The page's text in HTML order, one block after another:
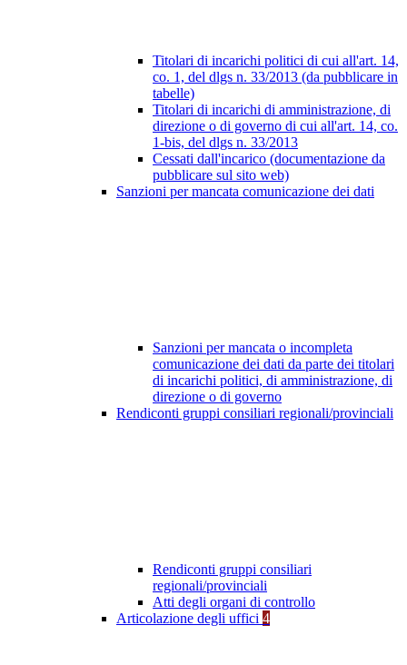
Titolari di incarichi politici di cui all'art. 14,
co. 1, del dlgs n. 33/2013 (da pubblicare in
tabelle)
Titolari di incarichi di amministrazione, di
direzione o di governo di cui all'art. 14, co.
1-bis, del dlgs n. 33/2013
Cessati dall'incarico (documentazione da
pubblicare sul sito web)
Sanzioni per mancata comunicazione dei dati
Sanzioni per mancata o incompleta
comunicazione dei dati da parte dei titolari
di incarichi politici, di amministrazione, di
direzione o di governo
Rendiconti gruppi consiliari regionali/provinciali
Rendiconti gruppi consiliari
regionali/provinciali
Atti degli organi di controllo
Articolazione degli uffici 4